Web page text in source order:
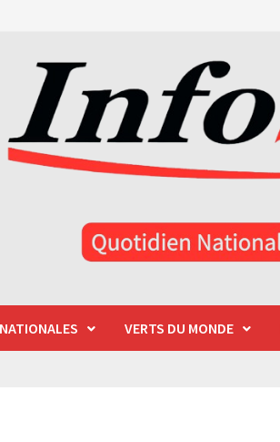
VERTS DU MONDE